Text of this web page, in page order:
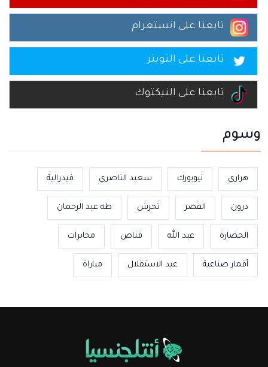
تابعنا على انستغرام
تابعنا على التويتر
تابعنا على التيكتوك
وسوم
هراري نيويورك سعيد الناصري فيدرالية
درون الفصر تحرش طه عبد الرحمان
الحضارة عبد الله قناص مخابرات
أقمار صناعية عيد الاستقلال مباراة